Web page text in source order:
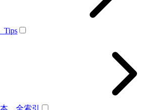
Tips
、全索引